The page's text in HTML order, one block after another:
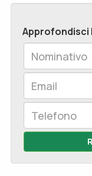
Approfondisci